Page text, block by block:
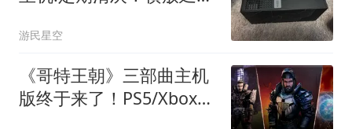
游民星空
《哥特王朝》三部曲主机
版终于来了！PS5/Xbox玩